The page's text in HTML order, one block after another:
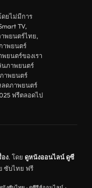
ดยไม่มีการ
TV,
าพยนตร์ไทย,
าพยนตร์
ยนตร์ของเรา
นภาพยนตร์
าพยนตร์
ลดภาพยนตร์
ฟรีตลอดไป
ง. โดย ดูหนังออนไลน์ ดูซี
ซับไทย ฟรี